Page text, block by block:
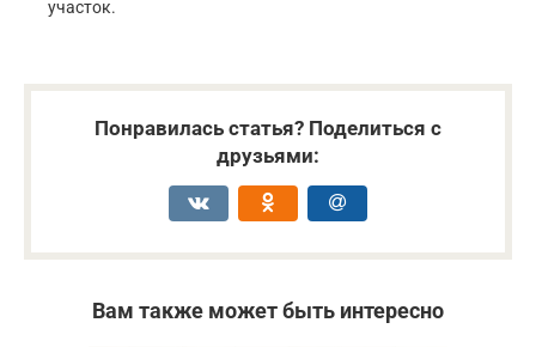
участок.
Понравилась статья? Поделиться с
друзьями:
Вам также может быть интересно